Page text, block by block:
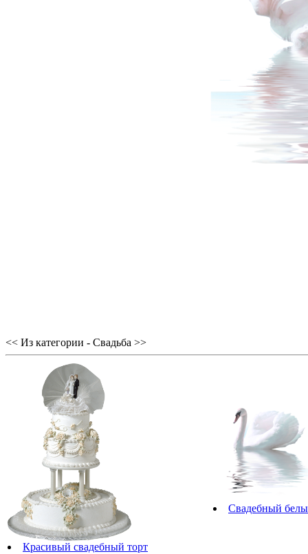
<< Из категории - Свадьба >>
Красивый свадебный торт
Свадебный